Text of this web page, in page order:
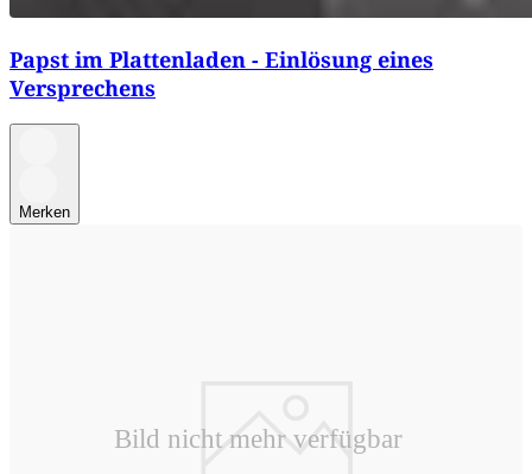
Papst im Plattenladen - Einlösung eines
Versprechens
Merken